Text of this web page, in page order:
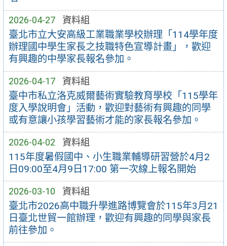
2026-04-27 資料組
臺北市立大安高級工業職業學校辦理「114學年度
辦理國中學生家長之技職特色宣導計畫」，歡迎
有興趣的中學家長報名參加。
2026-04-17 資料組
臺中市私立洛克威爾藝術實驗教育學校「115學年
度入學說明會」活動，歡迎對藝術有興趣的同學
或有意讓小孩學習藝術才能的家長報名參加。
2026-04-02 資料組
115年度暑假國中、小生職業輔導研習營於4月2
日09:00至4月9日17:00 第一次線上報名開始
2026-03-10 資料組
臺北市2026高中職升學進路博覽會於115年3月21
日臺北世貿一館辦理，歡迎有興趣的同學與家長
前往參加。